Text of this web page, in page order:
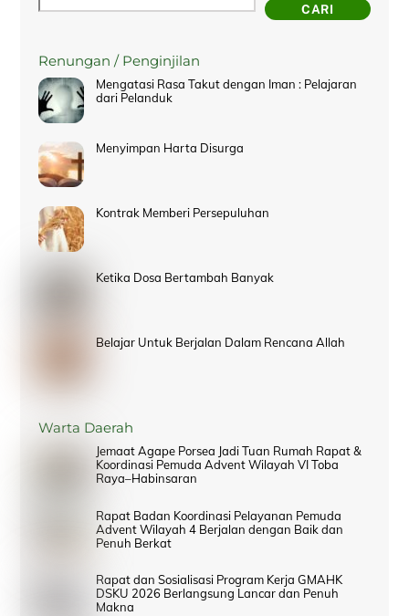
CARI
Renungan / Penginjilan
Mengatasi Rasa Takut dengan Iman : Pelajaran
dari Pelanduk
Menyimpan Harta Disurga
Kontrak Memberi Persepuluhan
Ketika Dosa Bertambah Banyak
Belajar Untuk Berjalan Dalam Rencana Allah
Warta Daerah
Jemaat Agape Porsea Jadi Tuan Rumah Rapat &
Koordinasi Pemuda Advent Wilayah VI Toba
Raya–Habinsaran
Rapat Badan Koordinasi Pelayanan Pemuda
Advent Wilayah 4 Berjalan dengan Baik dan
Penuh Berkat
Rapat dan Sosialisasi Program Kerja GMAHK
DSKU 2026 Berlangsung Lancar dan Penuh
Makna